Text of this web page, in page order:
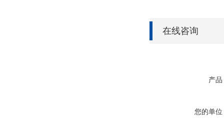
在线咨询
产品
您的单位